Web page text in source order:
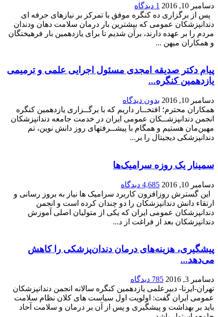
دسامبر 10, 2016
1 دیدگاه
پس از برگزاری ده کنگره موفق با تمرکز بر نیازهای حرفه ای
دندانپزشکان عمومی که بیشترین بار درمان سلامت دهان ودندان
مردم را بر عهده دارند، برآن شدیم تا برای یازدهمین بار فرهیختگان
و همکاران میهن ...
پیام دکتر صدیقه امجدی مسئول اجرایی علمی و ترمیمی
یازدهمین کنگره...
دسامبر 10, 2016
بدون دیدگاه
همکاران محترم؛ افتخــار داریم که با برگــزاری یازدهمین کنگره
انجمن دندانپزشــکان عمومی ایران در خدمت جامعه دندانپزشکان
مهین‌مان هستیم و همگام با پیشــرفتهای روز دانش نوین، تم
دندانپزشکی دیجیتال را بر...
سمینار یک روزه سرامیک‌ها
دسامبر 10, 2016
4,685 دیدگاه
این گسترش روزافزون کاربرد سرامیک ها نیاز به بروز رسانی و
ارتقاء دانش دندانپزشکان را دو چندان کرده است و انجمن
دندانپزشکان عمومی ایران که یکی از متولیان اصلی آموزش
دندانپزشکان بعد از فراغت از د...
پیشگیری، هزینه‌های درمان دندان‌پزشکی را کاهش
می‌دهد...
دسامبر 3, 2016
785 دیدگاه
تهران-ایرنا- دبیرعلمی یازدهمین کنگره سالانه انجمن دندانپزشکان
عمومی ایران گفت: اولویت اول سیاست های کلان نظام سلامت
باید بر بهداشت و پیشگیری و پس از آن بر درمان و سلامت آحاد